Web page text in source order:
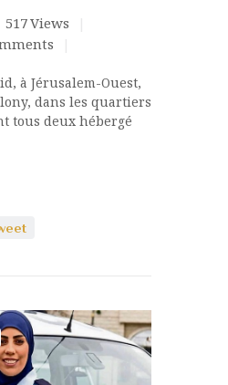
517Views
à Jérusalem-Ouest,
dans les quartiers
tous deux hébergé